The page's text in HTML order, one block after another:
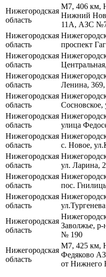
Нижегородская
область
М7, 406 км,
Нижний
11А, АЗС
Нижегородская
область
проспект
Нижегородская
область
Нижегородская
область
Ленина,
Нижегородская
область
Нижегородская
область
улица
Нижегородская
область
с. Новое,
Нижегородская
область
ул. Ларина,
Нижегородская
область
пос.
Нижегородская
область
Нижегородская
область
Заволжье,
№ 190
Нижегородская
область
М7, 425 км,
Федяково
от Нижнего